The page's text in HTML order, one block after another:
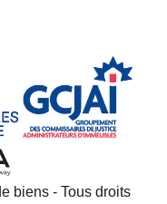
biens - Tous droits